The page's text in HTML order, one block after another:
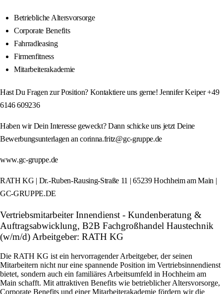
Betriebliche Altersvorsorge
Corporate Benefits
Fahrradleasing
Firmenfitness
Mitarbeiterakademie
Hast Du Fragen zur Position? Kontaktiere uns gerne! Jennifer Keiper +49
6146 609236
Haben wir Dein Interesse geweckt? Dann schicke uns jetzt Deine
Bewerbungsunterlagen an corinna.fritz@gc-gruppe.de
www.gc-gruppe.de
RATH KG | Dr.-Ruben-Rausing-Straße 11 | 65239 Hochheim am Main |
GC-GRUPPE.DE
Vertriebsmitarbeiter Innendienst - Kundenberatung &
Auftragsabwicklung, B2B Fachgroßhandel Haustechnik
(w/m/d) Arbeitgeber: RATH KG
Die RATH KG ist ein hervorragender Arbeitgeber, der seinen
Mitarbeitern nicht nur eine spannende Position im Vertriebsinnendienst
bietet, sondern auch ein familiäres Arbeitsumfeld in Hochheim am
Main schafft. Mit attraktiven Benefits wie betrieblicher Altersvorsorge,
Corporate Benefits und einer Mitarbeiterakademie fördern wir die